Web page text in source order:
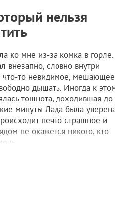
нельзя
ко мне из-за комка в горле.
внезапно, словно внутри
что-то невидимое, мешающее
дышать. Иногда к
тошнота, доходившая до
минуты Лада была
нечто страшное и
не окажется никого, кто